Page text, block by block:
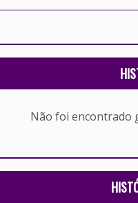
Não foi encontrado